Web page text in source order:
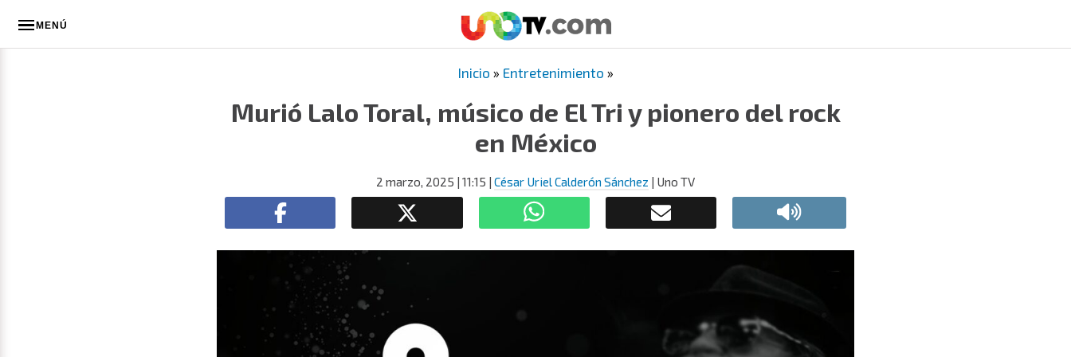
MENÚ
Inicio » Entretenimiento »
Murió Lalo Toral, músico de El Tri y pionero del rock
en México
2 marzo, 2025 | 11:15 | César Uriel Calderón Sánchez | Uno TV